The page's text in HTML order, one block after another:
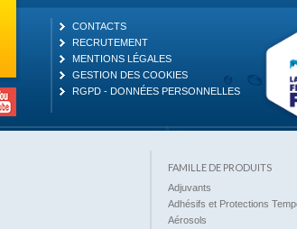
CONTACTS
RECRUTEMENT
MENTIONS LÉGALES
GESTION DES COOKIES
RGPD - DONNÉES PERSONNELLES
FAMILLE DE PRODUITS
Adjuvants
Adhésifs et Protections
Aérosols